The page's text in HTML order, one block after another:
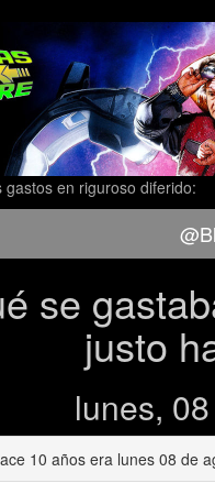
gastos en riguroso diferido:
se
justo
lunes,
10 años era lunes 08 de